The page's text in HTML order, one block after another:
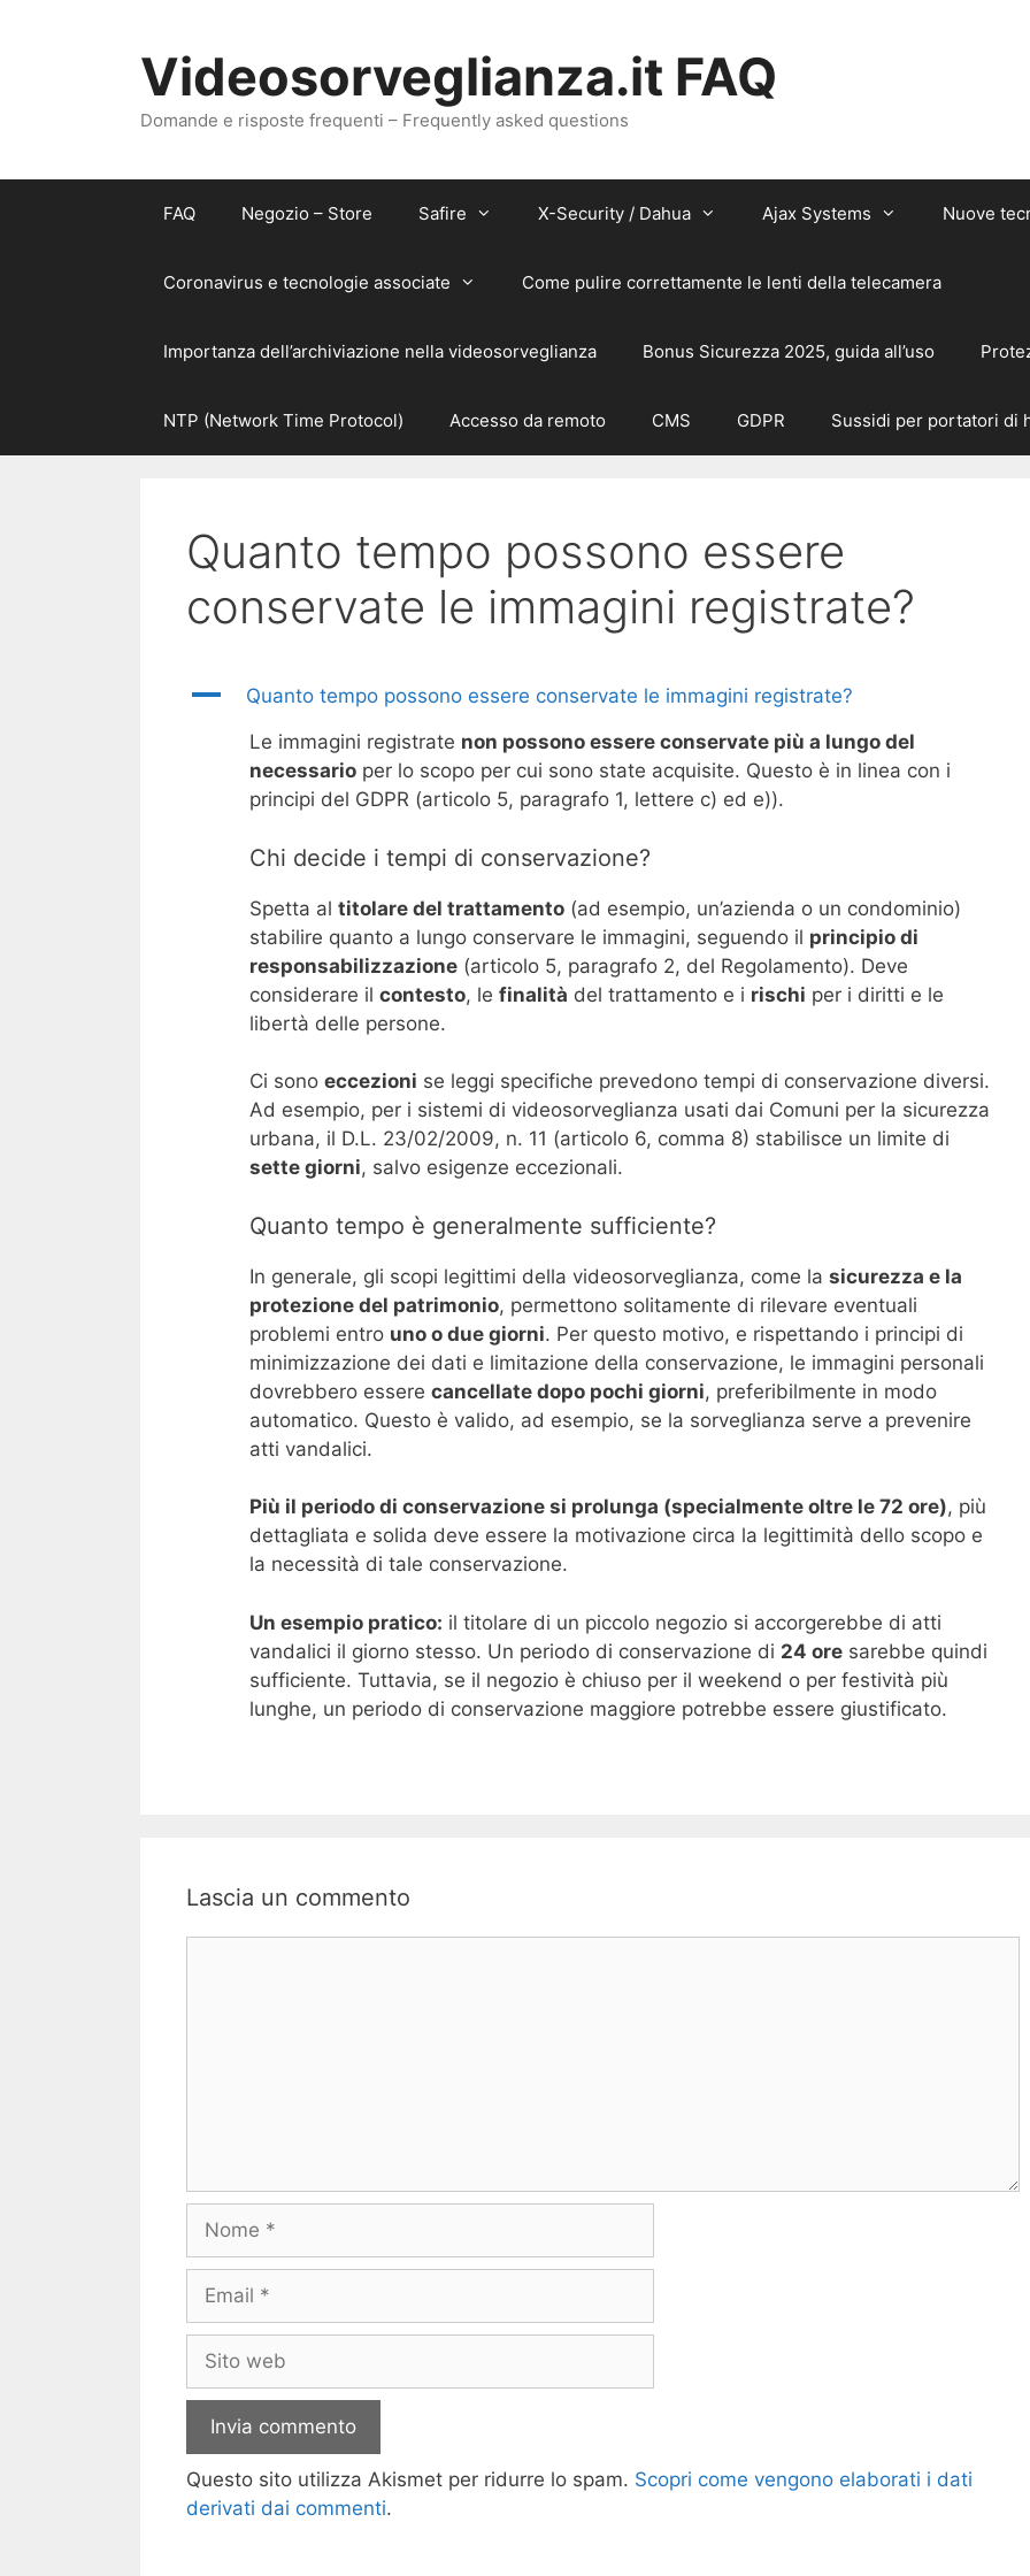
Videosorveglianza.it FAQ
Domande e risposte frequenti – Frequently asked questions
FAQ Negozio – Store Safire X-Security / Dahua Ajax Systems Nuove
Coronavirus e tecnologie associate Come pulire correttamente le lenti della telecamera
Importanza dell’archiviazione nella videosorveglianza Bonus Sicurezza 2025, guida all’uso
NTP (Network Time Protocol) Accesso da remoto CMS GDPR Sussidi per portatori di
Quanto tempo possono essere
conservate le immagini registrate?
A
Quanto tempo possono essere conservate le immagini registrate?
Le immagini registrate non possono essere conservate più a lungo del
necessario per lo scopo per cui sono state acquisite. Questo è in linea con i
principi del GDPR (articolo 5, paragrafo 1, lettere c) ed e)).
Chi decide i tempi di conservazione?
Spetta al titolare del trattamento (ad esempio, un’azienda o un condominio)
stabilire quanto a lungo conservare le immagini, seguendo il principio di
responsabilizzazione (articolo 5, paragrafo 2, del Regolamento). Deve
considerare il contesto, le finalità del trattamento e i rischi per i diritti e le
libertà delle persone.
Ci sono eccezioni se leggi specifiche prevedono tempi di conservazione diversi.
Ad esempio, per i sistemi di videosorveglianza usati dai Comuni per la sicurezza
urbana, il D.L. 23/02/2009, n. 11 (articolo 6, comma 8) stabilisce un limite di
sette giorni, salvo esigenze eccezionali.
Quanto tempo è generalmente sufficiente?
In generale, gli scopi legittimi della videosorveglianza, come la sicurezza e la
protezione del patrimonio, permettono solitamente di rilevare eventuali
problemi entro uno o due giorni. Per questo motivo, e rispettando i principi di
minimizzazione dei dati e limitazione della conservazione, le immagini personali
dovrebbero essere cancellate dopo pochi giorni, preferibilmente in modo
automatico. Questo è valido, ad esempio, se la sorveglianza serve a prevenire
atti vandalici.
Più il periodo di conservazione si prolunga (specialmente oltre le 72 ore), più
dettagliata e solida deve essere la motivazione circa la legittimità dello scopo e
la necessità di tale conservazione.
Un esempio pratico: il titolare di un piccolo negozio si accorgerebbe di atti
vandalici il giorno stesso. Un periodo di conservazione di 24 ore sarebbe quindi
sufficiente. Tuttavia, se il negozio è chiuso per il weekend o per festività più
lunghe, un periodo di conservazione maggiore potrebbe essere giustificato.
Lascia un commento
Nome
Email
Sito
web
Questo sito utilizza Akismet per ridurre lo spam. Scopri come vengono elaborati i dati
derivati dai commenti.